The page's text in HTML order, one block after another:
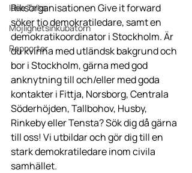
Idea Talks
Möjlighetsinkubatorn
Rapporter
Riksorganisationen Give it forward
söker tio demokratiledare, samt en
demokratikoordinator i Stockholm. Är
du kvinna med utländsk bakgrund och
bor i Stockholm, gärna med god
anknytning till och/eller med goda
kontakter i Fittja, Norsborg, Centrala
Söderhöjden, Tallbohov, Husby,
Rinkeby eller Tensta? Sök dig då gärna
till oss! Vi utbildar och gör dig till en
stark demokratiledare inom civila
samhället.